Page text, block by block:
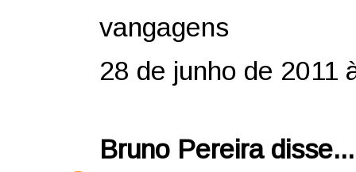
vangagens
28 de junho de 2011
Bruno Pereiradisse...